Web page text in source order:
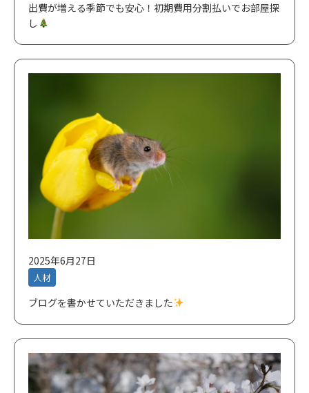
出費が増える季節でも安心！初期費用分割払いでお部屋探
し
2025年6月27日
人材
ブログを書かせていただきました